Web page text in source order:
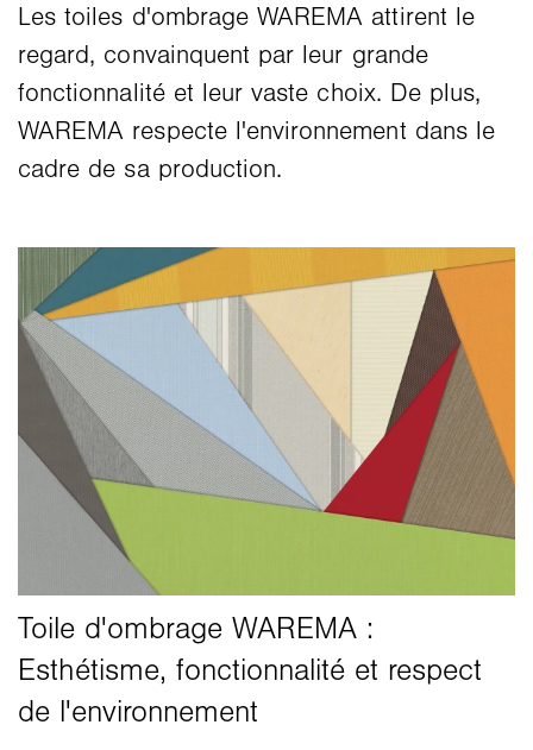
Les toiles d'ombrage WAREMA attirent le
regard, convainquent par leur grande
fonctionnalité et leur vaste choix. De plus,
WAREMA respecte l'environnement dans le
cadre de sa production.